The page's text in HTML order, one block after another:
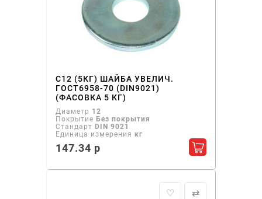
С12 (5КГ) ШАЙБА УВЕЛИЧ.
ГОСТ6958-70 (DIN9021)
(ФАСОВКА 5 КГ)
Диаметр 12
Покрытие Без покрытия
Стандарт DIN 9021
Единица измерения кг
147.34 р Добавить в
♡ ⇄